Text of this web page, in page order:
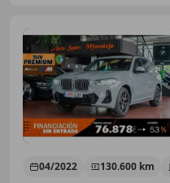
04/2022 130.600 km